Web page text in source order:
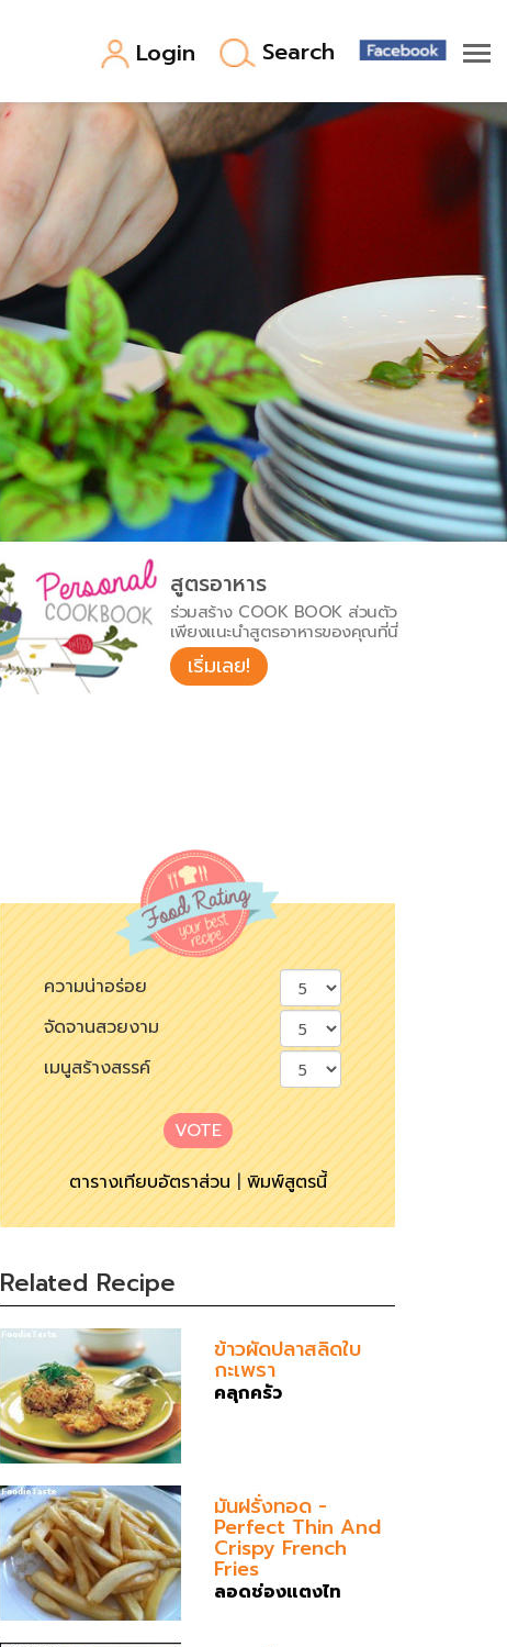
Login Search
สูตรอาหาร
ร่วมสร้าง COOK BOOK ส่วนตัว
เพียงแนะนำสูตรอาหารของคุณที่นี่
เริ่มเลย!
ความน่าอร่อย
จัดจานสวยงาม
เมนูสร้างสรรค์
VOTE
ตารางเทียบอัตราส่วน|พิมพ์สูตรนี้
Related Recipe
ข้าวผัดปลาสลิดใบ
กะเพรา
คลุกครัว
มันฝรั่งทอด -
Perfect Thin And
Crispy French
Fries
ลอดช่องแตงไท